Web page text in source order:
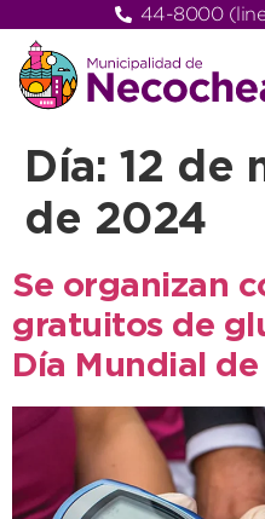
44-8000
Día: 12 de
de 2024
Se organizan
gratuitos de
Día Mundial